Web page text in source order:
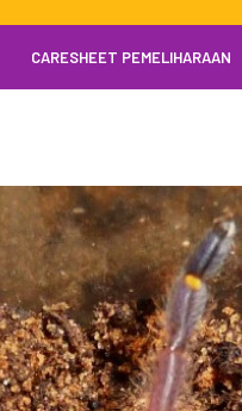
CARESHEET PEMELIHARAAN